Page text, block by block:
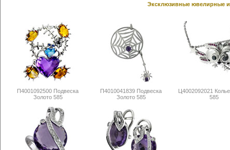
Эксклюзивные ювелирные
П4001092500 Подвеска
Золото 585
П4010041839 Подвеска
Золото 585
Ц4002092021
585